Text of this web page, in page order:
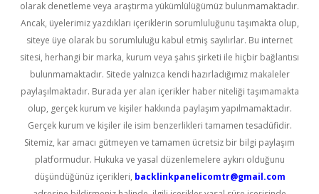
olarak denetleme veya araştırma yükümlülüğümüz bulunmamaktadır.
Ancak, üyelerimiz yazdıkları içeriklerin sorumluluğunu taşımakta olup,
siteye üye olarak bu sorumluluğu kabul etmiş sayılırlar. Bu internet
sitesi, herhangi bir marka, kurum veya şahıs şirketi ile hiçbir bağlantısı
bulunmamaktadır. Sitede yalnızca kendi hazırladığımız makaleler
paylaşılmaktadır. Burada yer alan içerikler haber niteliği taşımamakta
olup, gerçek kurum ve kişiler hakkında paylaşım yapılmamaktadır.
Gerçek kurum ve kişiler ile isim benzerlikleri tamamen tesadüfidir.
Sitemiz, kar amacı gütmeyen ve tamamen ücretsiz bir bilgi paylaşım
platformudur. Hukuka ve yasal düzenlemelere aykırı olduğunu
düşündüğünüz içerikleri, backlinkpanelicomtr@gmail.com